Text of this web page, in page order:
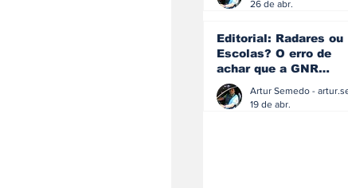
26 de abr.
Editorial: Radares ou
Escolas? O erro de
achar que a GNR
resolve o que a
educação falhou
19 de abr.